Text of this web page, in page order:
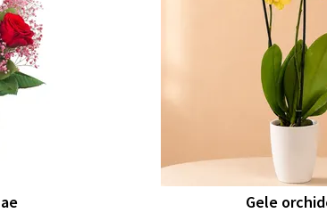
Gele